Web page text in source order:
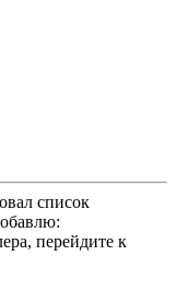
список
перейдите к